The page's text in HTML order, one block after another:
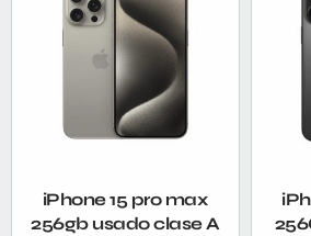
iPhone 15 pro max
256gb usado clase A